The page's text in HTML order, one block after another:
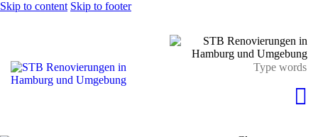
Skip to content Skip to footer